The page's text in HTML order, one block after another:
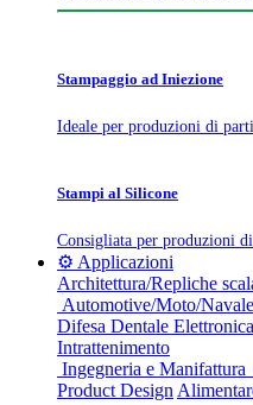
Stampaggio ad Iniezione
Ideale per produzioni di
Stampi al Silicone
Consigliata per produzioni
⚙️ Applicazioni
Architettura/Repliche
Automotive/Moto/Navale
Difesa Dentale Elettronica
Intrattenimento
Ingegneria e Manifattura
Product Design